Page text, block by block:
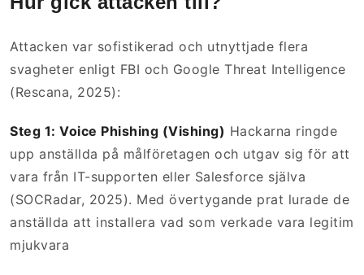
Attacken var sofistikerad och utnyttjade flera
svagheter enligt FBI och Google Threat Intelligence
(Rescana, 2025):
Steg 1: Voice Phishing (Vishing) Hackarna ringde
upp anställda på målföretagen och utgav sig för att
vara från IT-supporten eller Salesforce själva
(SOCRadar, 2025). Med övertygande prat lurade de
anställda att installera vad som verkade vara legitim
mjukvara